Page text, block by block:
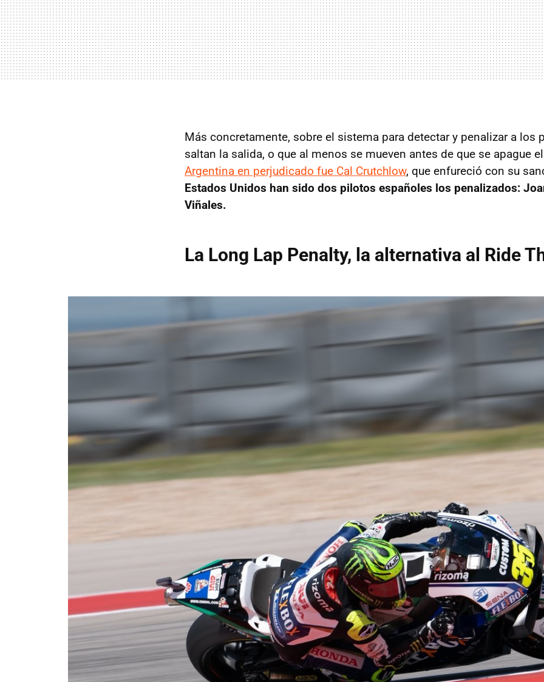
Más concretamente, sobre el sistema para detectar y penalizar a los
saltan la salida, o que al menos se mueven antes de que se apague
Argentina en perjudicado fue Cal Crutchlow, que enfureció con su
Estados Unidos han sido dos pilotos españoles los penalizados:
Viñales.
La Long Lap Penalty, la alternativa al Ride